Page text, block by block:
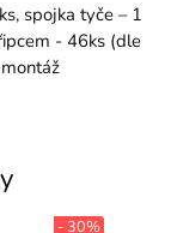
spojka tyče – 1
- 46ks (dle
- 30%